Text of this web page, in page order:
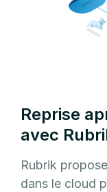
Reprise
avec
Rubrik
dans le cloud